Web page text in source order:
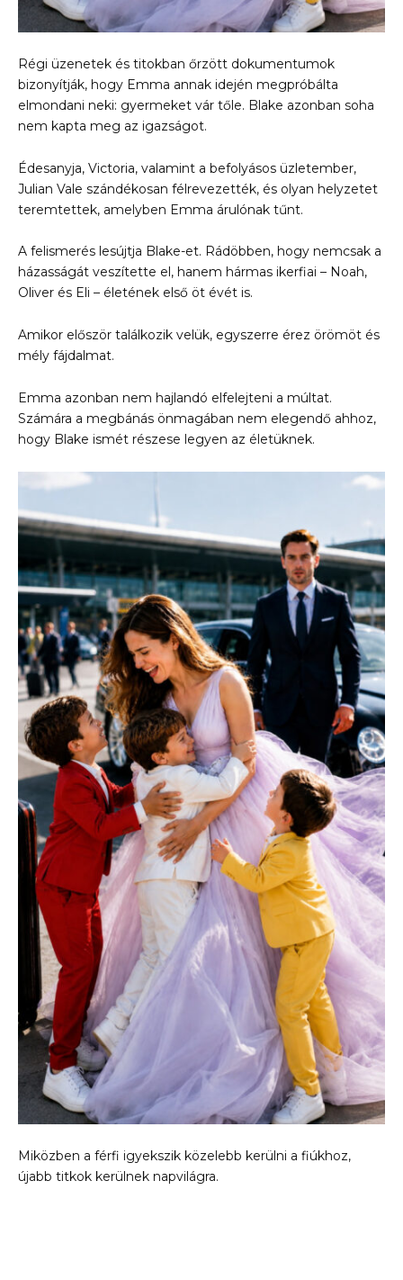
Régi üzenetek és titokban őrzött dokumentumok
bizonyítják, hogy Emma annak idején megpróbálta
elmondani neki: gyermeket vár tőle. Blake azonban soha
nem kapta meg az igazságot.
Édesanyja, Victoria, valamint a befolyásos üzletember,
Julian Vale szándékosan félrevezették, és olyan helyzetet
teremtettek, amelyben Emma árulónak tűnt.
A felismerés lesújtja Blake-et. Rádöbben, hogy nemcsak a
házasságát veszítette el, hanem hármas ikerfiai – Noah,
Oliver és Eli – életének első öt évét is.
Amikor először találkozik velük, egyszerre érez örömöt és
mély fájdalmat.
Emma azonban nem hajlandó elfelejteni a múltat.
Számára a megbánás önmagában nem elegendő ahhoz,
hogy Blake ismét részese legyen az életüknek.
Miközben a férfi igyekszik közelebb kerülni a fiúkhoz,
újabb titkok kerülnek napvilágra.